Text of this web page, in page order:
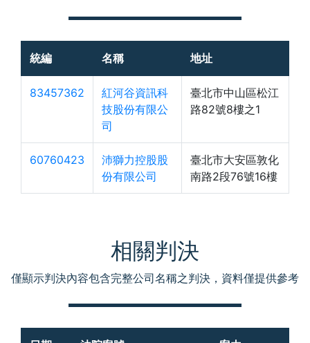
統編 名稱 地址
83457362
紅河谷資訊科
技股份有限公
司
臺北市中山區松江
路82號8樓之1
60760423
沛獅力控股股
份有限公司
臺北市大安區敦化
南路2段76號16樓
相關判決
僅顯示判決內容包含完整公司名稱之判決，資料僅提供參考